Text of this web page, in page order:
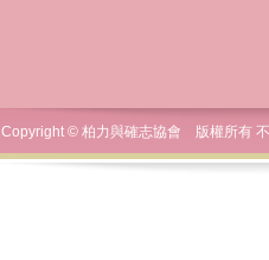
Copyright © 柏力與確志協會 版權所有